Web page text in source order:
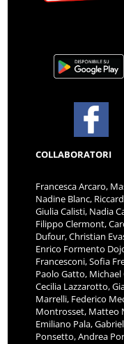
COLLABORATORI
Francesca Arcaro,
Nadine Blanc,
Giulia Calisti, Nadia
Filippo Clermont,
Dufour, Christian
Enrico Formento
Francesconi, Sofia
Paolo Gatto,
Cecilia Lazzarotto,
Marrelli, Federico
Montrosset, Matteo
Emiliano Pala,
Ponsetto, Andrea